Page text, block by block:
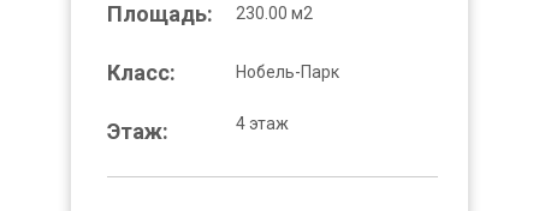
Площадь: 230.00 м2
Класс: Нобель-Парк
Этаж: 4 этаж